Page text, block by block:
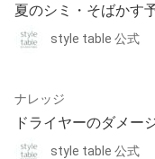
夏のシミ・そばかす
style table 公式
ナレッジ
ドライヤーのダメー
style table 公式